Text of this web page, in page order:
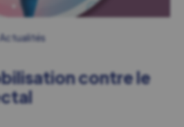
Actualités
contre le